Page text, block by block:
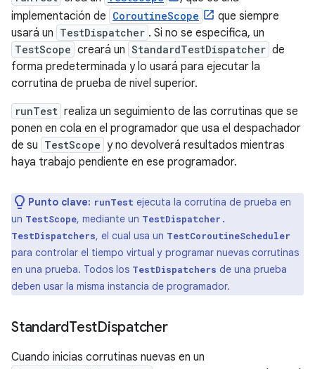
implementación de CoroutineScope
que siempre
usará un TestDispatcher . Si no se especifica, un
TestScope creará un StandardTestDispatcher de
forma predeterminada y lo usará para ejecutar la
corrutina de prueba de nivel superior.
runTest realiza un seguimiento de las corrutinas que se
ponen en cola en el programador que usa el despachador
de su TestScope y no devolverá resultados mientras
haya trabajo pendiente en ese programador.
Punto clave: runTest ejecuta la corrutina de prueba en
un TestScope, mediante un TestDispatcher.
TestDispatchers, el cual usa un TestCoroutineScheduler
para controlar el tiempo virtual y programar nuevas corrutinas
en una prueba. Todos los TestDispatchers de una prueba
deben usar la misma instancia de programador.
StandardTestDispatcher
Cuando inicias corrutinas nuevas en un